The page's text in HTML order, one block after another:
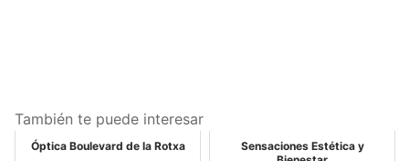
También te puede interesar
Óptica Boulevard de la Rotxa
Sensaciones Estética y